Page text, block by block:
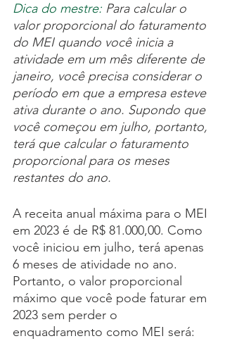
Dica do mestre: Para calcular o
valor proporcional do faturamento
do MEI quando você inicia a
atividade em um mês diferente de
janeiro, você precisa considerar o
período em que a empresa esteve
ativa durante o ano. Supondo que
você começou em julho, portanto,
terá que calcular o faturamento
proporcional para os meses
restantes do ano.
A receita anual máxima para o MEI
em 2023 é de R$ 81.000,00. Como
você iniciou em julho, terá apenas
6 meses de atividade no ano.
Portanto, o valor proporcional
máximo que você pode faturar em
2023 sem perder o
enquadramento como MEI será: